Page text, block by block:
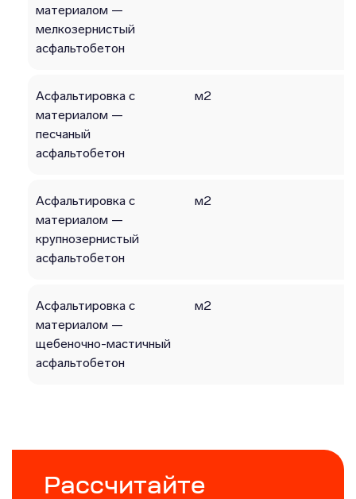
материалом —
мелкозернистый
асфальтобетон
Асфальтировка с
материалом —
песчаный
асфальтобетон
м2
Асфальтировка с
материалом —
крупнозернистый
асфальтобетон
м2
Асфальтировка с
материалом —
щебеночно-мастичный
асфальтобетон
м2
Рассчитайте